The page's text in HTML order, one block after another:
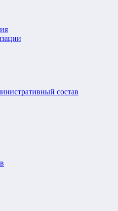
состав